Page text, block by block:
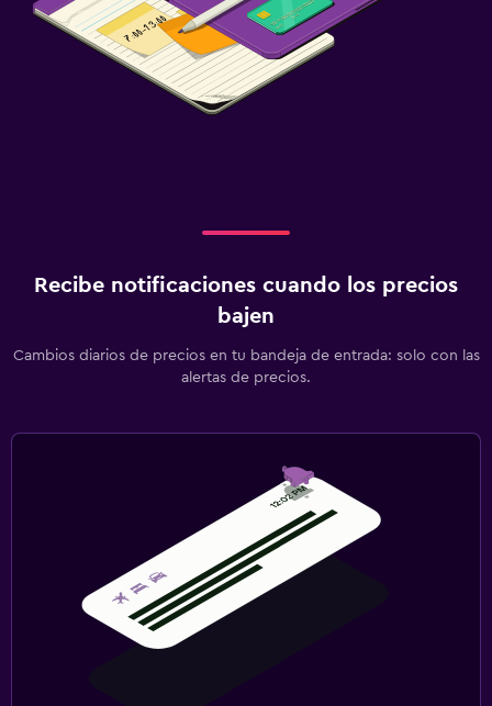
Recibe notificaciones cuando los precios
bajen
Cambios diarios de precios en tu bandeja de entrada: solo con las
alertas de precios.